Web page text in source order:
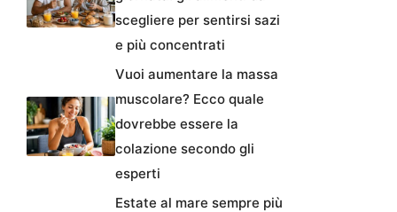
scegliere per sentirsi sazi
e più concentrati
Vuoi aumentare la massa
muscolare? Ecco quale
dovrebbe essere la
colazione secondo gli
esperti
Estate al mare sempre più